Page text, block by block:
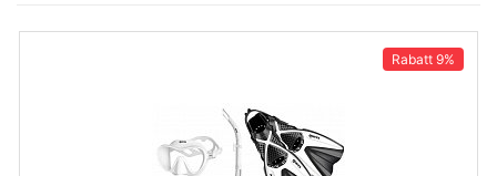
Rabatt 9%